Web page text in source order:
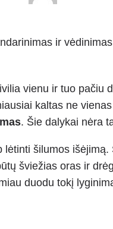
vienu ir tuo pačiu
kaltas ne
. Šie dalykai nėra
šilumos
šviežias oras ir
duodu tokį